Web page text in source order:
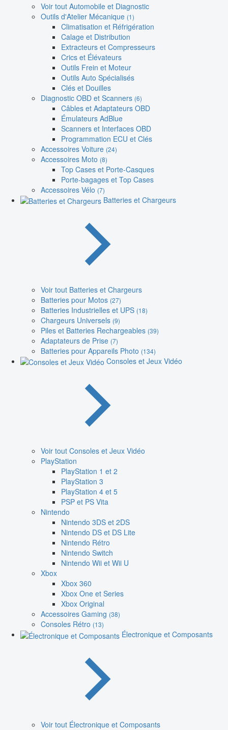
Voir tout Automobile et Diagnostic
Outils d'Atelier Mécanique (1)
Climatisation et Réfrigération
Calage et Distribution
Extracteurs et Compresseurs
Crics et Élévateurs
Outils Frein et Moteur
Outils Auto Spécialisés
Clés et Douilles
Diagnostic OBD et Scanners (6)
Câbles et Adaptateurs OBD
Émulateurs AdBlue
Scanners et Interfaces OBD
Programmation ECU et Clés
Accessoires Voiture (24)
Accessoires Moto (8)
Top Cases et Porte-Casques
Porte-bagages et Top Cases
Accessoires Vélo (7)
Batteries et Chargeurs
Voir tout Batteries et Chargeurs
Batteries pour Motos (27)
Batteries Industrielles et UPS (18)
Chargeurs Universels (9)
Piles et Batteries Rechargeables (39)
Adaptateurs de Prise (7)
Batteries pour Appareils Photo (134)
Consoles et Jeux Vidéo
Voir tout Consoles et Jeux Vidéo
PlayStation
PlayStation 1 et 2
PlayStation 3
PlayStation 4 et 5
PSP et PS Vita
Nintendo
Nintendo 3DS et 2DS
Nintendo DS et DS Lite
Nintendo Rétro
Nintendo Switch
Nintendo Wii et Wii U
Xbox
Xbox 360
Xbox One et Series
Xbox Original
Accessoires Gaming (38)
Consoles Rétro (13)
Électronique et Composants
Voir tout Électronique et Composants